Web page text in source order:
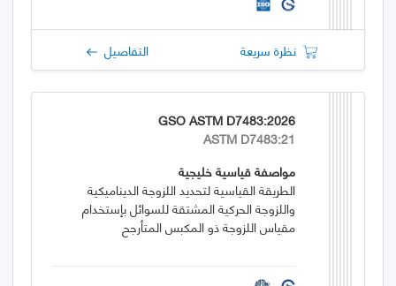
نظرة سريعة التفاصيل
GSO ASTM D7483:2026
ASTM D7483:21
مواصفة قياسية خليجية
الطريقة القياسية لتحديد اللزوجة الديناميكية
واللزوجة الحركية المشتقة للسوائل بإستخدام
مقياس اللزوجة ذو المكبس المتأرجح